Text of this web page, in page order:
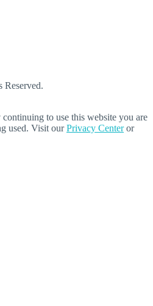
Reserved.
to use this website you are
used. Visit ourPrivacy Centeror